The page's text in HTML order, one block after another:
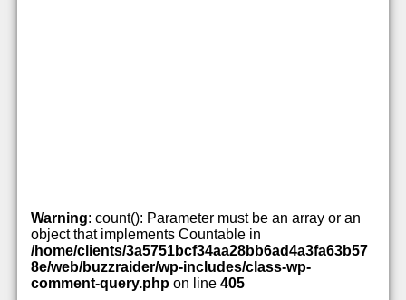
Warning: count(): Parameter must be an array or an
object that implements Countable in
/home/clients/3a5751bcf34aa28bb6ad4a3fa63b57
8e/web/buzzraider/wp-includes/class-wp-
comment-query.php on line 405